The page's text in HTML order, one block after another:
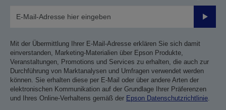
Mit der Übermittlung Ihrer E-Mail-Adresse erklären Sie sich damit
einverstanden, Marketing-Materialien über Epson Produkte,
Veranstaltungen, Promotions und Services zu erhalten, die auch zur
Durchführung von Marktanalysen und Umfragen verwendet werden
können. Sie erhalten diese per E-Mail oder über andere Arten der
elektronischen Kommunikation auf der Grundlage Ihrer Präferenzen
und Ihres Online-Verhaltens gemäß der Epson Datenschutzrichtlinie.